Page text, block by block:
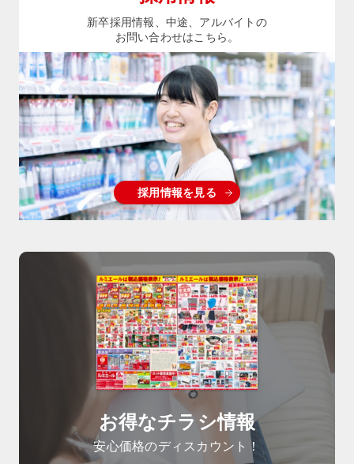
新卒採用情報、中途、アルバイトの
お問い合わせはこちら。
採用情報を見る
お得なチラシ情報
安心価格のディスカウント！